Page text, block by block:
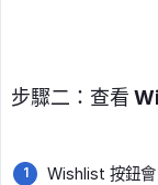
步驟二：查看
Wishlist 按鈕會